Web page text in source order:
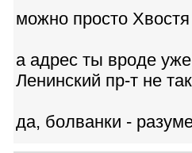
можно просто
а адрес ты вроде
Ленинский пр-т не
да, болванки -